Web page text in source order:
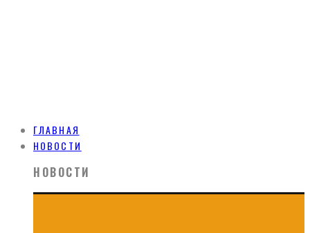
ГЛАВНАЯ
НОВОСТИ
НОВОСТИ